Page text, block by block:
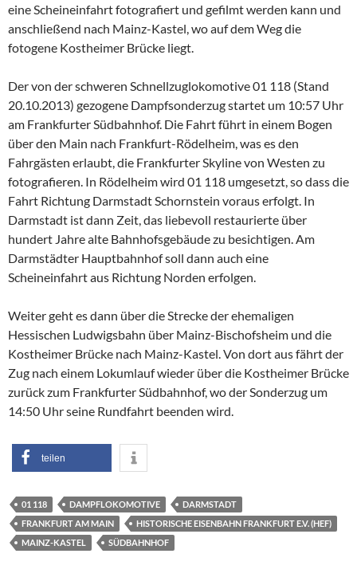
eine Scheineinfahrt fotografiert und gefilmt werden kann und
anschließend nach Mainz-Kastel, wo auf dem Weg die
fotogene Kostheimer Brücke liegt.
Der von der schweren Schnellzuglokomotive 01 118 (Stand
20.10.2013) gezogene Dampfsonderzug startet um 10:57 Uhr
am Frankfurter Südbahnhof. Die Fahrt führt in einem Bogen
über den Main nach Frankfurt-Rödelheim, was es den
Fahrgästen erlaubt, die Frankfurter Skyline von Westen zu
fotografieren. In Rödelheim wird 01 118 umgesetzt, so dass die
Fahrt Richtung Darmstadt Schornstein voraus erfolgt. In
Darmstadt ist dann Zeit, das liebevoll restaurierte über
hundert Jahre alte Bahnhofsgebäude zu besichtigen. Am
Darmstädter Hauptbahnhof soll dann auch eine
Scheineinfahrt aus Richtung Norden erfolgen.
Weiter geht es dann über die Strecke der ehemaligen
Hessischen Ludwigsbahn über Mainz-Bischofsheim und die
Kostheimer Brücke nach Mainz-Kastel. Von dort aus fährt der
Zug nach einem Lokumlauf wieder über die Kostheimer Brücke
zurück zum Frankfurter Südbahnhof, wo der Sonderzug um
14:50 Uhr seine Rundfahrt beenden wird.
teilen
01 118 DAMPFLOKOMOTIVE
DARMSTADT
FRANKFURT AM MAIN
HISTORISCHE EISENBAHN FRANKFURT E.V. (HEF)
MAINZ-KASTEL
SÜDBAHNHOF